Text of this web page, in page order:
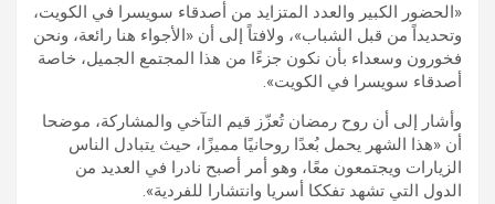
«الحضور الكبير والعدد المتزايد من أصدقاء سويسرا في الكويت،
وتحديداً من قبل الشباب»، ولافتاً إلى أن «الأجواء هنا رائعة، ونحن
فخورون وسعداء بأن نكون جزءًا من هذا المجتمع الجميل، خاصة
أصدقاء سويسرا في الكويت».
وأشار إلى أن روح رمضان تُعزّز قيم التآخي والمشاركة، موضحا
أن «هذا الشهر يحمل بُعدًا روحانيًا مميزًا، حيث يتبادل الناس
الزيارات ويجتمعون معًا، وهو أمر أصبح نادرا في العديد من
الدول التي تشهد تفككا أسريا وانتشارا للفردية».